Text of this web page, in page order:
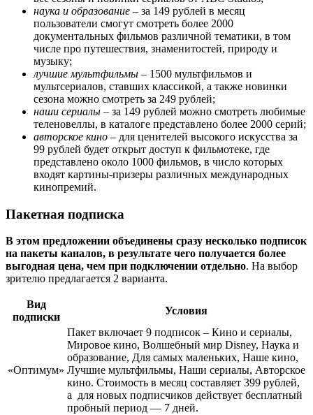
наука и образование – за 149 рублей в месяц
пользователи смогут смотреть более 2000
документальных фильмов различной тематики, в том
числе про путешествия, знаменитостей, природу и
музыку;
лучшие мультфильмы – 1500 мультфильмов и
мультсериалов, ставших классикой, а также новинки
сезона можно смотреть за 249 рублей;
наши сериалы – за 149 рублей можно смотреть любимые
теленовеллы, в каталоге представлено более 2000 серий;
авторское кино – для ценителей высокого искусства за
99 рублей будет открыт доступ к фильмотеке, где
представлено около 1000 фильмов, в число которых
входят картины-призеры различных международных
кинопремий.
Пакетная подписка
В этом предложении объединены сразу несколько подписок
на пакеты каналов, в результате чего получается более
выгодная цена, чем при подключении отдельно. На выбор
зрителю предлагается 2 варианта.
Вид
подписки
Условия
«Оптимум»
Пакет включает 9 подписок – Кино и сериалы,
Мировое кино, Волшебный мир Disney, Наука и
образование, Для самых маленьких, Наше кино,
Лучшие мультфильмы, Наши сериалы, Авторское
кино. Стоимость в месяц составляет 399 рублей,
а для новых подписчиков действует бесплатный
пробный период — 7 дней.